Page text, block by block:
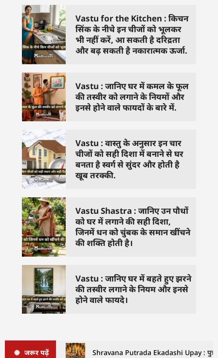
Vastu for the Kitchen : किचन
सिंक के नीचे इन चीजों को भूलकर
भी नहीं करें, आ सकती है दरिद्रता
और बढ़ सकती है नकारात्मक ऊर्जा.
Vastu : जानिए घर में कमल के फूल
की तस्वीर को लगाने के नियमों और
इनसे होने वाले फायदों के बारे में.
Vastu : वास्तु के अनुसार इन चार
चीजों को सही दिशा में बनाने से घर
बनता है स्वर्ग से सुंदर और होती है
खूब तरक्की.
Vastu Shastra : जानिए उन पौधों
को घर में लगाने की सही दिशा,
जिनमें धन को चुंबक के समान खींचने
की शक्ति होती है।
Vastu : जानिए घर में बहते हुए झरने
की तस्वीर लगाने के नियम और इनसे
होने वाले फायदे।
जरूर पढ़ें Shravana Putrada Ekadashi Upay :